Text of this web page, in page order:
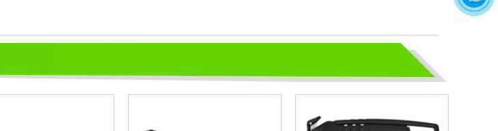
TỦ ĐỰNG HÓA CHẤT CÓ LỌC HẤP
THU
TỦ ĐỰNG HÓA CHẤT CÓ LỌC HẤP